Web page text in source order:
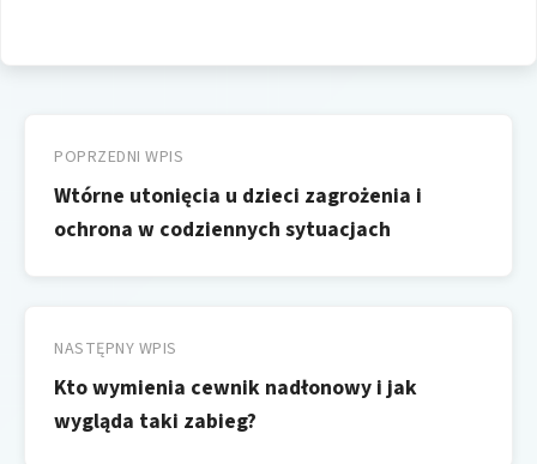
wpisu
POPRZEDNI WPIS
Wtórne utonięcia u dzieci zagrożenia i
ochrona w codziennych sytuacjach
NASTĘPNY WPIS
Kto wymienia cewnik nadłonowy i jak
wygląda taki zabieg?